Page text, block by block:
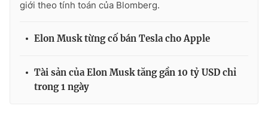
giới theo tính toán của Blomberg.
Elon Musk từng cố bán Tesla cho Apple
Tài sản của Elon Musk tăng gần 10 tỷ USD chỉ
trong 1 ngày